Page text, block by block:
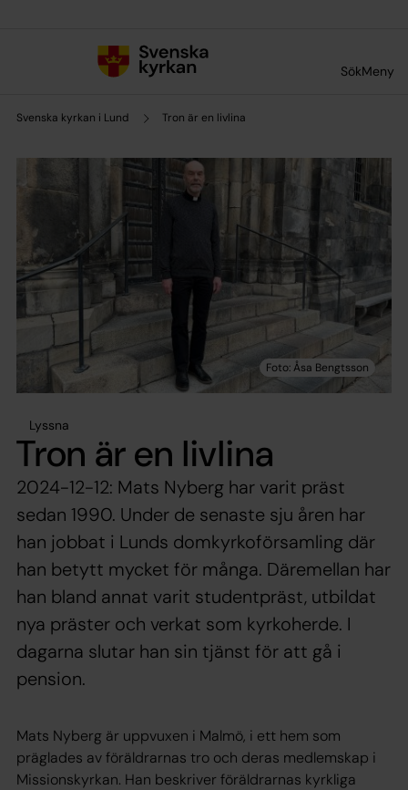
SökMeny
Svenska kyrkan i Lund Tron är en livlina
Lyssna
Tron är en livlina
2024-12-12: Mats Nyberg har varit präst
sedan 1990. Under de senaste sju åren har
han jobbat i Lunds domkyrkoförsamling där
han betytt mycket för många. Däremellan har
han bland annat varit studentpräst, utbildat
nya präster och verkat som kyrkoherde. I
dagarna slutar han sin tjänst för att gå i
pension.
Mats Nyberg är uppvuxen i Malmö, i ett hem som
präglades av föräldrarnas tro och deras medlemskap i
Missionskyrkan. Han beskriver föräldrarnas kyrkliga